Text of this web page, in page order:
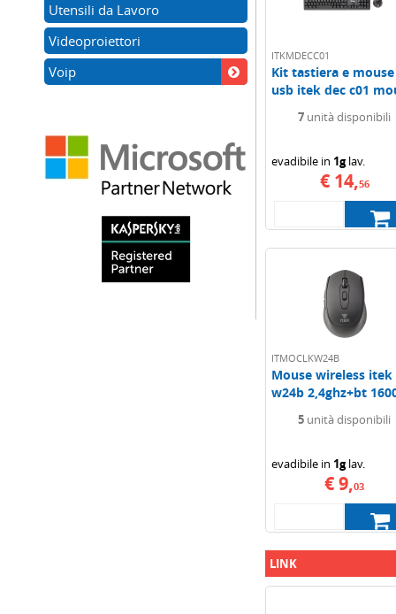
ITKMDECC01
Kit tastiera e mouse
usb itek dec c01
7 unità disponibili
evadibile in 1glav.
€ 14,56
ITMOCLKW24B
Mouse wireless itek
w24b 2,4ghz+bt
5 unità disponibili
evadibile in 1glav.
€ 9,03
LINK
Utensili da Lavoro
Videoproiettori
Voip